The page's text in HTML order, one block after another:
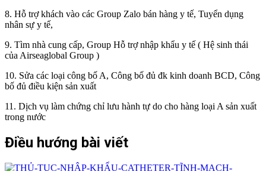
8. Hỗ trợ khách vào các Group Zalo bán hàng y tế, Tuyển dụng
nhân sự y tế,
9. Tìm nhà cung cấp, Group Hỗ trợ nhập khẩu y tế ( Hệ sinh thái
của Airseaglobal Group )
10. Sửa các loại công bố A, Công bố đủ đk kinh doanh BCD, Công
bố đủ điều kiện sản xuất
11. Dịch vụ làm chứng chỉ lưu hành tự do cho hàng loại A sản xuất
trong nước
Điều hướng bài viết